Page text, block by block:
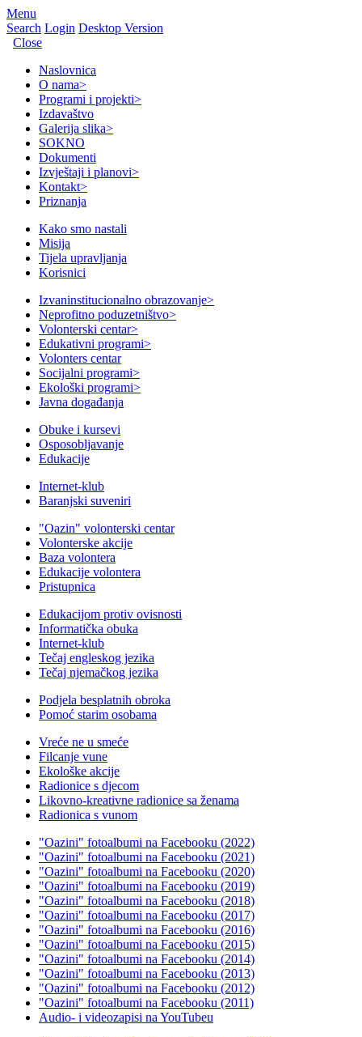
Menu
Search Login Desktop Version
Close
Naslovnica
O nama>
Programi i projekti>
Izdavaštvo
Galerija slika>
SOKNO
Dokumenti
Izvještaji i planovi>
Kontakt>
Priznanja
Kako smo nastali
Misija
Tijela upravljanja
Korisnici
Izvaninstitucionalno obrazovanje>
Neprofitno poduzetništvo>
Volonterski centar>
Edukativni programi>
Volonters centar
Socijalni programi>
Ekološki programi>
Javna događanja
Obuke i kursevi
Osposobljavanje
Edukacije
Internet-klub
Baranjski suveniri
"Oazin" volonterski centar
Volonterske akcije
Baza volontera
Edukacije volontera
Pristupnica
Edukacijom protiv ovisnosti
Informatička obuka
Internet-klub
Tečaj engleskog jezika
Tečaj njemačkog jezika
Podjela besplatnih obroka
Pomoć starim osobama
Vreće ne u smeće
Filcanje vune
Ekološke akcije
Radionice s djecom
Likovno-kreativne radionice sa ženama
Radionica s vunom
"Oazini" fotoalbumi na Facebooku (2022)
"Oazini" fotoalbumi na Facebooku (2021)
"Oazini" fotoalbumi na Facebooku (2020)
"Oazini" fotoalbumi na Facebooku (2019)
"Oazini" fotoalbumi na Facebooku (2018)
"Oazini" fotoalbumi na Facebooku (2017)
"Oazini" fotoalbumi na Facebooku (2016)
"Oazini" fotoalbumi na Facebooku (2015)
"Oazini" fotoalbumi na Facebooku (2014)
"Oazini" fotoalbumi na Facebooku (2013)
"Oazini" fotoalbumi na Facebooku (2012)
"Oazini" fotoalbumi na Facebooku (2011)
Audio- i videozapisi na YouTubeu